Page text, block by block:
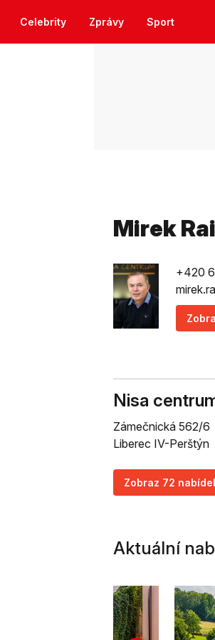
Celebrity Zprávy Sport
Mirek
+420
Nisa
Zámečnická 562/6
Liberec IV-Perštýn
Zobraz 72
Aktuální